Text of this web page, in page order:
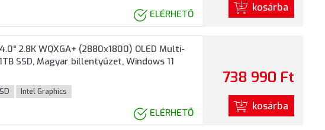
ELÉRHETŐ
kosárba
2.8K WQXGA+ (2880x1800) OLED Multi-
SSD, Magyar billentyűzet, Windows 11
Intel Graphics
ELÉRHETŐ
738 990 Ft
kosárba